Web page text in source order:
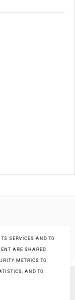
SERVICES AND TO
ARE SHARED
METRICS TO
AND TO